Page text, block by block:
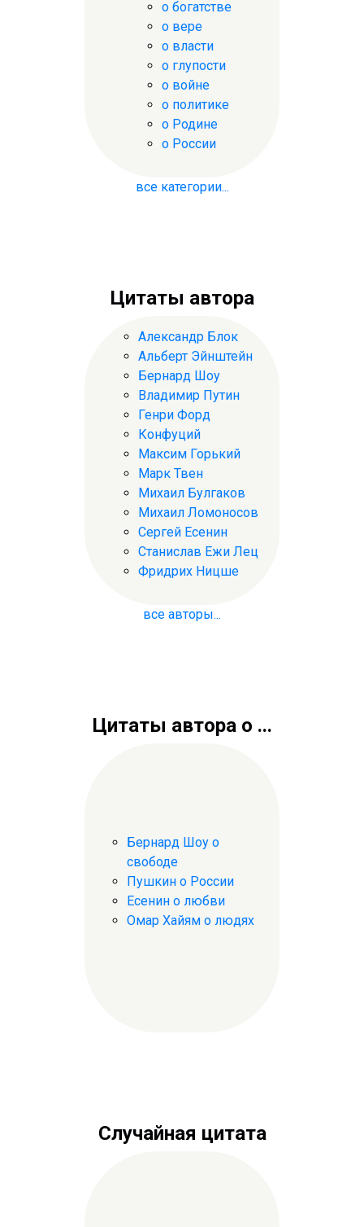
о богатстве
о вере
о власти
о глупости
о войне
о политике
о Родине
о России
все категории...
Цитаты автора
Александр Блок
Альберт Эйнштейн
Бернард Шоу
Владимир Путин
Генри Форд
Конфуций
Максим Горький
Марк Твен
Михаил Булгаков
Михаил Ломоносов
Сергей Есенин
Станислав Ежи Лец
Фридрих Ницше
все авторы...
Цитаты автора о ...
Бернард Шоу о
свободе
Пушкин о России
Есенин о любви
Омар Хайям о людях
Случайная цитата